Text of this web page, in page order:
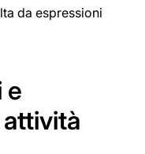
da espressioni
e